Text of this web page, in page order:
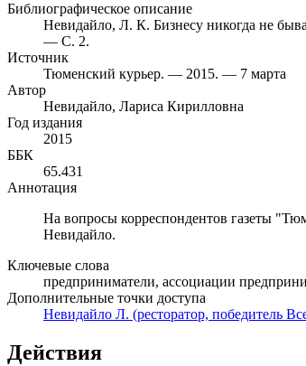
Библиографическое описание
Невидайло, Л. К. Бизнесу никогда не
— С. 2.
Источник
Тюменский курьер. — 2015. — 7 марта
Автор
Невидайло, Лариса Кирилловна
Год издания
2015
ББК
65.431
Аннотация
На вопросы корреспондентов газеты
Невидайло.
Ключевые слова
предприниматели, ассоциации
Дополнительные точки доступа
Невидайло Л. (ресторатор, победитель
Действия